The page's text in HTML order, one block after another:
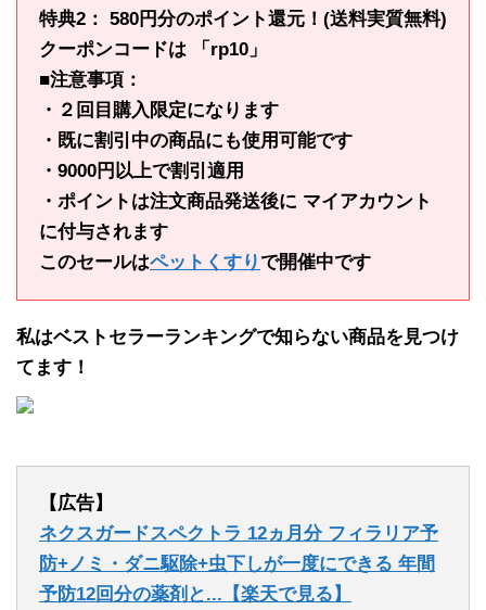
特典2： 580円分のポイント還元！(送料実質無料)
クーポンコードは 「rp10」
■注意事項：
・２回目購入限定になります
・既に割引中の商品にも使用可能です
・9000円以上で割引適用
・ポイントは注文商品発送後に マイアカウント
に付与されます
このセールはペットくすりで開催中です
私はベストセラーランキングで知らない商品を見つけ
てます！
【広告】
ネクスガードスペクトラ 12ヵ月分 フィラリア予
防+ノミ・ダニ駆除+虫下しが一度にできる 年間
予防12回分の薬剤と...【楽天で見る】